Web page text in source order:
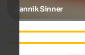
Jannik Sinner
Lilli Gruber
Luis Trenker